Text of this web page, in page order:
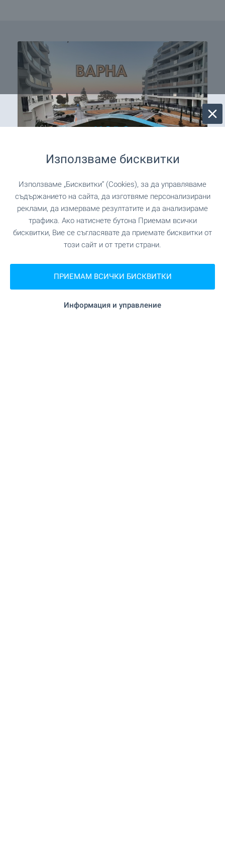
Жилища ново строителство
в гр. Варна - вашият нов дом
ви очаква!
Новото строителство във Варна е хит за
поредна година! По-голямата част от
закупените жилища са в новостроящи се
сгради. Вижте нашите топ оферти и направете
своя избор още сега!
КОМИСИОННА от купувача!
Използваме бисквитки
Използваме „Бисквитки“ (Cookies), за да управляваме
съдържанието на сайта, да изготвяме персонализирани
реклами, да измерваме резултатите и да анализираме
трафика. Ако натиснете бутона Приемам всички
бисквитки, Вие се съгласявате да приемате бисквитки от
този сайт и от трети страни.
ПРИЕМАМ ВСИЧКИ БИСКВИТКИ
Информация и управление